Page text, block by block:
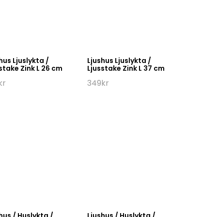
Ljuslykta /
Zink L 26 cm
Ljushus Ljuslykta /
Ljusstake Zink L 37 cm
349kr